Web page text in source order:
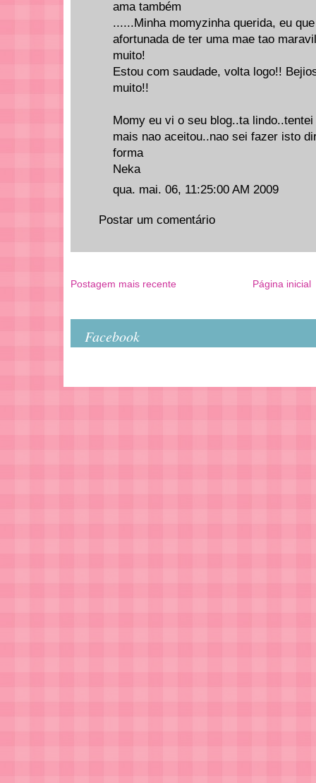
ama também
......Minha momyzinha querida, eu
afortunada de ter uma mae tao
muito!
Estou com saudade, volta logo!!
muito!!
Momy eu vi o seu blog..ta
mais nao aceitou..nao sei fazer isto
forma
Neka
qua. mai. 06, 11:25:00 AM 2009
Postar um comentário
Postagem mais recente Página inicial
Facebook